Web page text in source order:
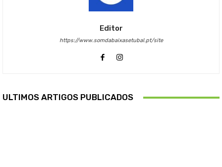
Editor
https://www.somdabaixasetubal.pt/site
ULTIMOS ARTIGOS PUBLICADOS